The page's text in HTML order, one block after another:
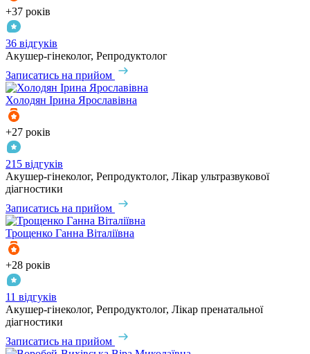
+37 років
36 відгуків
Акушер-гінеколог, Репродуктолог
Записатись на прийом
Холодян Ірина Ярославівна
+27 років
215 відгуків
Акушер-гінеколог, Репродуктолог, Лікар ультразвукової
діагностики
Записатись на прийом
Трощенко Ганна Віталіївна
+28 років
11 відгуків
Акушер-гінеколог, Репродуктолог, Лікар пренатальної
діагностики
Записатись на прийом